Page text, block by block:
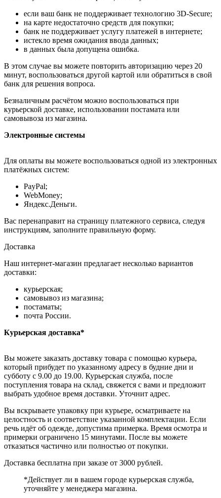
если ваш банк не поддерживает технологию 3D-Secure;
на карте недостаточно средств для покупки;
банк не поддерживает услугу платежей в интернете;
истекло время ожидания ввода данных;
в данных была допущена ошибка.
В этом случае вы можете повторить авторизацию через 20
минут, воспользоваться другой картой или обратиться в свой
банк для решения вопроса.
Безналичным расчётом можно воспользоваться при
курьерской доставке, использовании постамата или
самовывоза из магазина.
Электронные системы
Для оплаты вы можете воспользоваться одной из электронных
платёжных систем:
PayPal;
WebMoney;
Яндекс.Деньги.
Вас перенаправит на страницу платежного сервиса, следуя
инструкциям, заполните правильную форму.
Доставка
Наш интернет-магазин предлагает несколько вариантов
доставки:
курьерская;
самовывоз из магазина;
постаматы;
почта России.
Курьерская доставка*
Вы можете заказать доставку товара с помощью курьера,
который прибудет по указанному адресу в будние дни и
субботу с 9.00 до 19.00. Курьерская служба, после
поступления товара на склад, свяжется с вами и предложит
выбрать удобное время доставки. Уточнит адрес.
Вы вскрываете упаковку при курьере, осматриваете на
целостность и соответствие указанной комплектации. Если
речь идёт об одежде, допустима примерка. Время осмотра и
примерки ограничено 15 минутами. После вы можете
отказаться частично или полностью от покупки.
Доставка бесплатна при заказе от 3000 рублей.
*Действует ли в вашем городе курьерская служба,
уточняйте у менеджера магазина.